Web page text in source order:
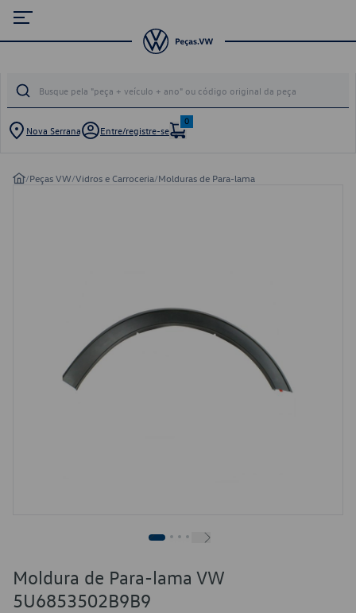
Nova Serrana Entre/registre-se
0
/Peças VW/Vidros e Carroceria/Molduras de Para-lama
Moldura de Para-lama VW
5U6853502B9B9